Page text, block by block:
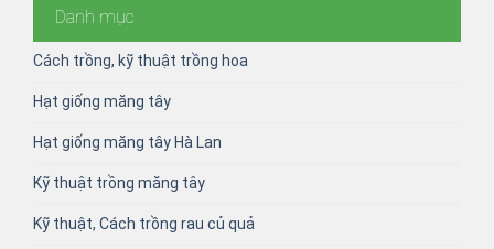
Danh mục
Cách trồng, kỹ thuật trồng hoa
Hạt giống măng tây
Hạt giống măng tây Hà Lan
Kỹ thuật trồng măng tây
Kỹ thuật, Cách trồng rau củ quả